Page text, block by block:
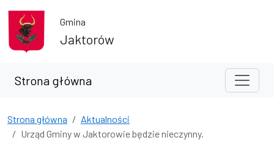
Gmina
Jaktorów
Strona główna
Strona główna
Aktualności
Urząd Gminy w Jaktorowie będzie nieczynny.